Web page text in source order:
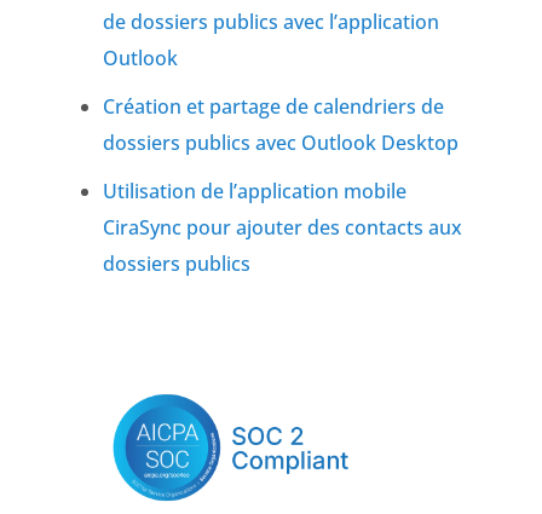
de dossiers publics avec l’application
Outlook
Création et partage de calendriers de
dossiers publics avec Outlook Desktop
Utilisation de l’application mobile
CiraSync pour ajouter des contacts aux
dossiers publics